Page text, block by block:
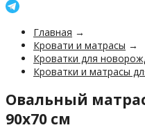
Главная →
Кровати и матрасы →
Кроватки для
Кроватки и матрасы
Овальный
90х70 см